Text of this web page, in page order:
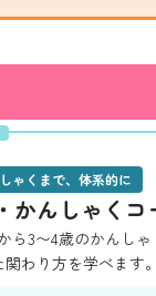
ゃくまで、体系的に
かんしゃくコ
ら3〜4歳のかんし
わり方を学べます。